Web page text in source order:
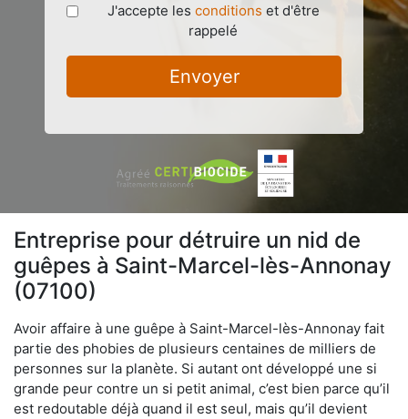
J'accepte les conditions et d'être
rappelé
Envoyer
Entreprise pour détruire un nid de
guêpes à Saint-Marcel-lès-Annonay
(07100)
Avoir affaire à une guêpe à Saint-Marcel-lès-Annonay fait
partie des phobies de plusieurs centaines de milliers de
personnes sur la planète. Si autant ont développé une si
grande peur contre un si petit animal, c’est bien parce qu’il
est redoutable déjà quand il est seul, mais qu’il devient